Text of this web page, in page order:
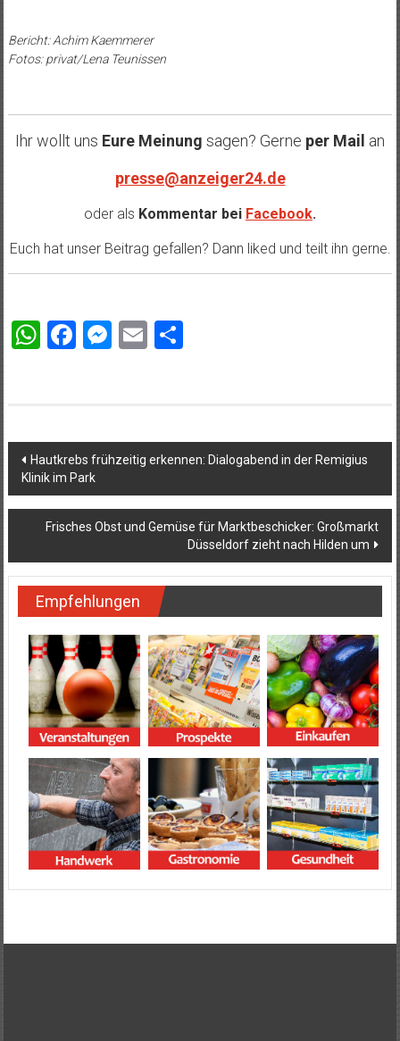
Bericht: Achim Kaemmerer
Fotos: privat/Lena Teunissen
Ihr wollt uns Eure Meinung sagen? Gerne per Mail an
presse@anzeiger24.de
oder als Kommentar bei Facebook.
Euch hat unser Beitrag gefallen? Dann liked und teilt ihn gerne.
WhatsApp
Facebook
Messenger
Email
Beitragsnavigation
Hautkrebs frühzeitig erkennen: Dialogabend in der Remigius
Klinik im Park
Frisches Obst und Gemüse für Marktbeschicker: Großmarkt
Düsseldorf zieht nach Hilden um
Empfehlungen